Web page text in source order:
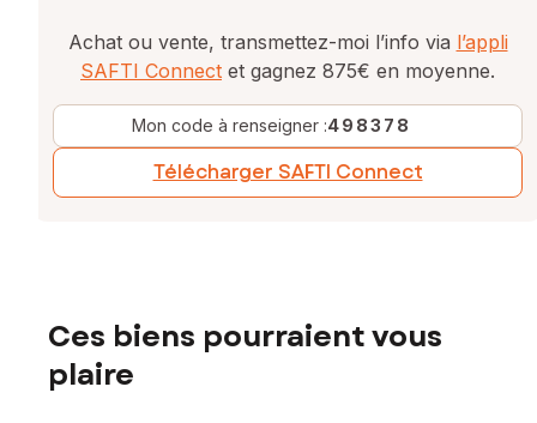
Achat ou vente, transmettez-moi l’info via l’appli
SAFTI Connect et gagnez 875€ en moyenne.
Mon code à renseigner :498378
Télécharger SAFTI Connect
Ces biens pourraient vous
plaire